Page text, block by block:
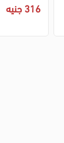
د 2012
316 جنيه